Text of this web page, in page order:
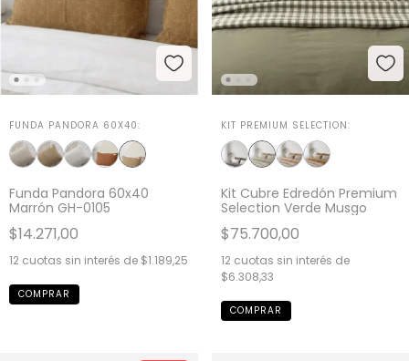
FUNDA PANDORA 60X40:
Funda Pandora 60x40
Marrón GH-0105
$14.271,00
12 cuotas sin interés de $1.189,25
KIT PREMIUM SELECTION:
Kit Cubre Edredón Premium
Selection Verde Musgo
$75.700,00
12 cuotas sin interés de
$6.308,33
COMPRAR